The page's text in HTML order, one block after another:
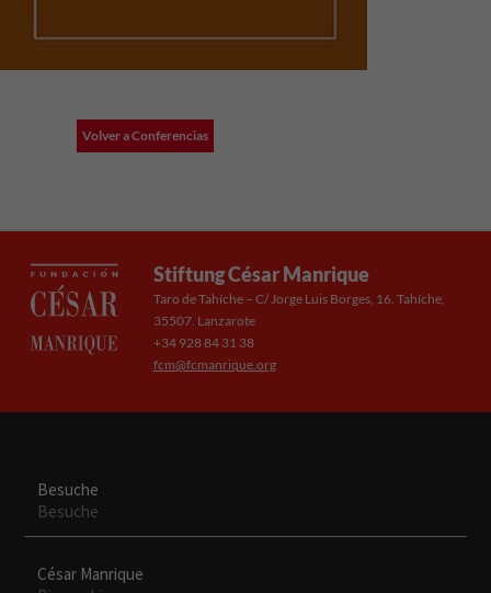
Volver a Conferencias
Stiftung César Manrique
Taro de Tahíche – C/ Jorge Luis Borges, 16. Tahíche,
35507. Lanzarote
+34 928 84 31 38
fcm@fcmanrique.org
Besuche
Besuche
César Manrique